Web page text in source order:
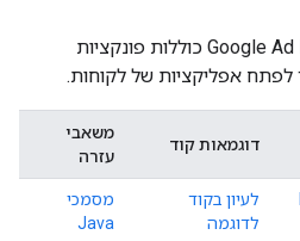
ספריות הלקוח של Google Ad Manager כוללות פונקציות
דוגמאות קוד
משאבי
עזרה
לעיון בקוד
לדוגמה
מסמכי
Java